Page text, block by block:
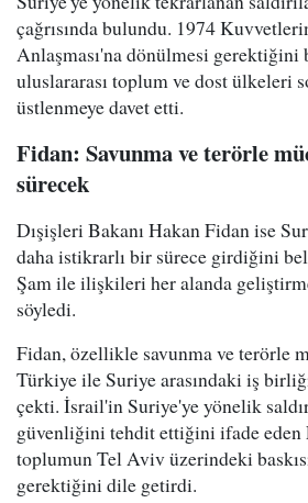
çağrısında bulundu. 1974
Anlaşması'na dönülmesi gerektiğini
uluslararası toplum ve dost ülkeleri
üstlenmeye davet etti.
Fidan: Savunma ve terörle
sürecek
Dışişleri Bakanı Hakan Fidan ise
daha istikrarlı bir sürece girdiğini
Şam ile ilişkileri her alanda
söyledi.
Fidan, özellikle savunma ve terörle
Türkiye ile Suriye arasındaki iş
çekti. İsrail'in Suriye'ye yönelik
güvenliğini tehdit ettiğini ifade eden
toplumun Tel Aviv üzerindeki
gerektiğini dile getirdi.